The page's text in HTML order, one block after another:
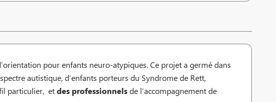
pour enfants neuro-atypiques. Ce projet a germé dans
autistique, d’enfants porteurs du Syndrome de Rett,
particulier, etdes professionnelsde l’accompagnement de